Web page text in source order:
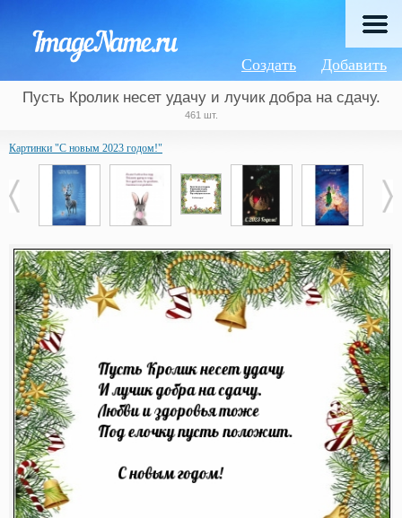
Добавить
Создать
Пусть Кролик несет удачу и лучик добра на сдачу.
461 шт.
Картинки "С новым 2023 годом!"